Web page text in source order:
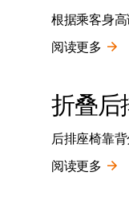
根据乘客身高
阅读更多
折叠后
后排座椅靠
阅读更多